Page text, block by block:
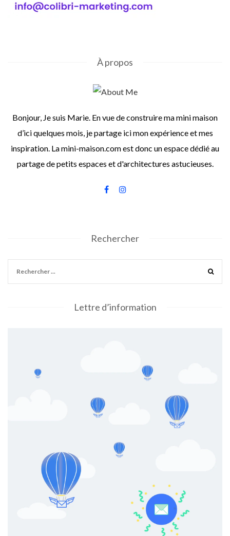
À propos
Bonjour, Je suis Marie. En vue de construire ma mini maison
d’ici quelques mois, je partage ici mon expérience et mes
inspiration. La mini-maison.com est donc un espace dédié au
partage de petits espaces et d'architectures astucieuses.
Rechercher
Lettre d’information